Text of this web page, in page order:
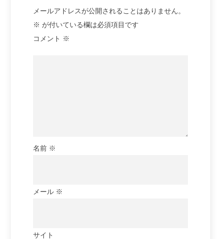
メールアドレスが公開されることはありません。
※ が付いている欄は必須項目です
コメント ※
名前 ※
メール ※
サイト